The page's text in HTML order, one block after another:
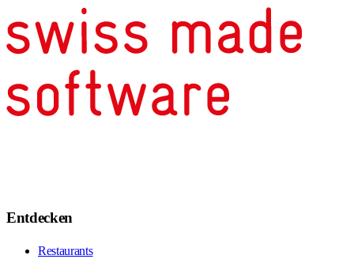
Entdecken
Restaurants